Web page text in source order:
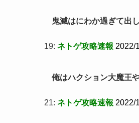
鬼滅はにわか過ぎて出
19: ネトゲ攻略速報 2022/
俺はハクション大魔王
21: ネトゲ攻略速報 2022/